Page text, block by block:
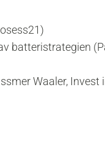
batteristrategien
Waaler, Invest